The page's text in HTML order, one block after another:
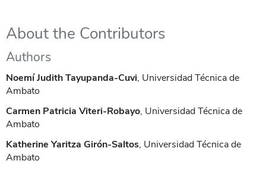
About the Contributors
Authors
Noemí Judith Tayupanda-Cuvi, Universidad Técnica de
Ambato
Carmen Patricia Viteri-Robayo, Universidad Técnica de
Ambato
Katherine Yaritza Girón-Saltos, Universidad Técnica de
Ambato